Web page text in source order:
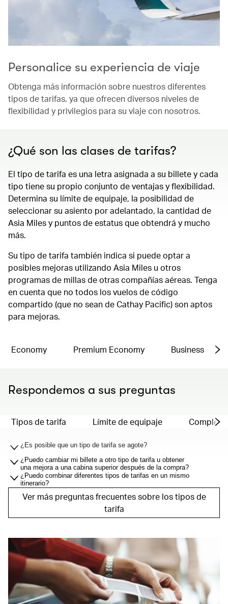
Personalice su experiencia de viaje
Obtenga más información sobre nuestros diferentes
tipos de tarifas, ya que ofrecen diversos niveles de
flexibilidad y privilegios para su viaje con nosotros.
¿Qué son las clases de tarifas?
El tipo de tarifa es una letra asignada a su billete y cada
tipo tiene su propio conjunto de ventajas y flexibilidad.
Determina su límite de equipaje, la posibilidad de
seleccionar su asiento por adelantado, la cantidad de
Asia Miles y puntos de estatus que obtendrá y mucho
más.
Su tipo de tarifa también indica si puede optar a
posibles mejoras utilizando Asia Miles u otros
programas de millas de otras compañías aéreas. Tenga
en cuenta que no todos los vuelos de código
compartido (que no sean de Cathay Pacific) son aptos
para mejoras.
Economy Premium Economy Business
Respondemos a sus preguntas
Tipos de tarifa Límite de equipaje
¿Es posible que un tipo de tarifa se agote?
¿Puedo cambiar mi billete a otro tipo de tarifa u obtener
una mejora a una cabina superior después de la compra?
¿Puedo combinar diferentes tipos de tarifas en un mismo
itinerario?
Ver más preguntas frecuentes sobre los tipos de
tarifa